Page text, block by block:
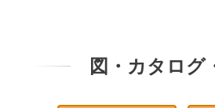
図・カタログ